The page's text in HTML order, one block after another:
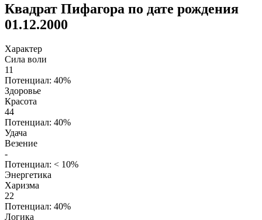
Квадрат Пифагора по дате рождения
01.12.2000
Характер
Сила воли
11
Потенциал: 40%
Здоровье
Красота
44
Потенциал: 40%
Удача
Везение
-
Потенциал: < 10%
Энергетика
Харизма
22
Потенциал: 40%
Логика